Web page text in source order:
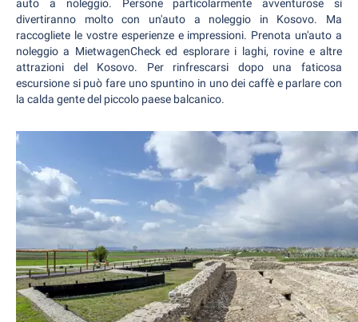
auto a noleggio. Persone particolarmente avventurose si
divertiranno molto con un'auto a noleggio in Kosovo. Ma
raccogliete le vostre esperienze e impressioni. Prenota un'auto a
noleggio a MietwagenCheck ed esplorare i laghi, rovine e altre
attrazioni del Kosovo. Per rinfrescarsi dopo una faticosa
escursione si può fare uno spuntino in uno dei caffè e parlare con
la calda gente del piccolo paese balcanico.